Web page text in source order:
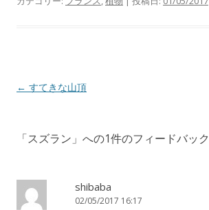
投
ー
シ
← すてきな山頂
「スズラン 」への1件のフィードバック
shibaba
02/05/2017 16:17